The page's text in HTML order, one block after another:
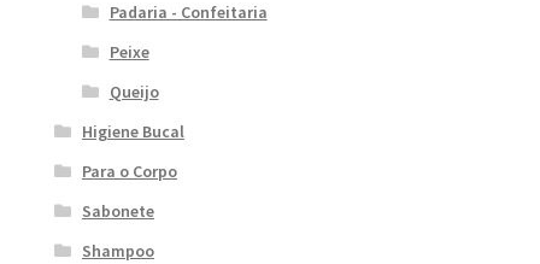
Padaria - Confeitaria
Peixe
Queijo
Higiene Bucal
Para o Corpo
Sabonete
Shampoo